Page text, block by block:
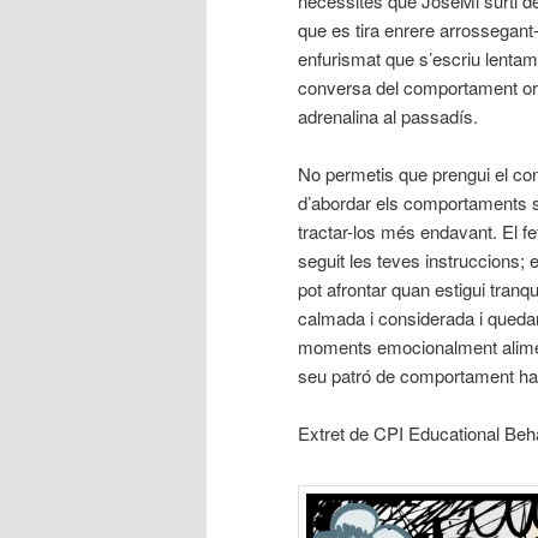
que es tira enrere
enfurismat que s’escriu
conversa del comportament
adrenalina al passadís.
No permetis que prengui el
d’abordar els
tractar-los més endavant. El
seguit les teves instruccions;
pot afrontar quan estigui
calmada i considerada i
moments emocionalment
seu patró de comportament
Extret de CPI Educational